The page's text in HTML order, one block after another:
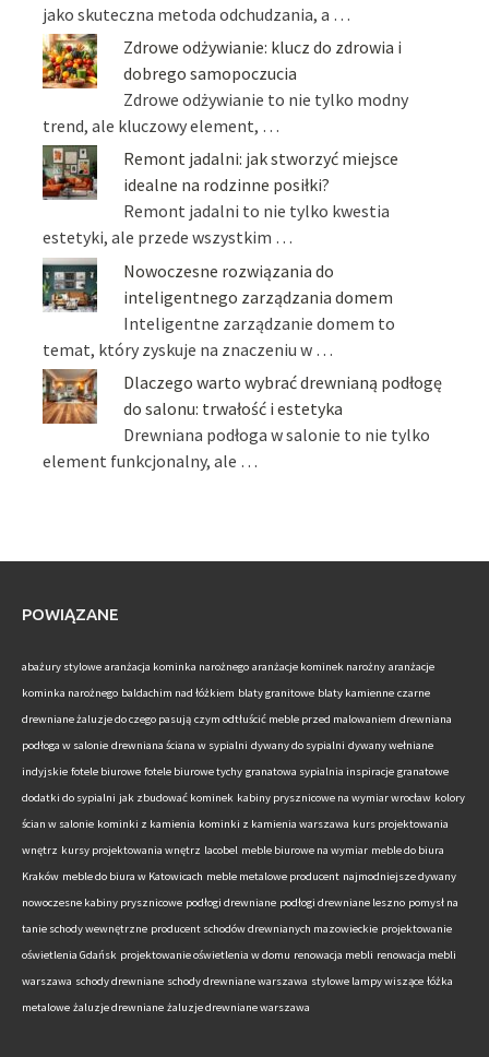
jako skuteczna metoda odchudzania, a …
Zdrowe odżywianie: klucz do zdrowia i
dobrego samopoczucia
Zdrowe odżywianie to nie tylko modny
trend, ale kluczowy element, …
Remont jadalni: jak stworzyć miejsce
idealne na rodzinne posiłki?
Remont jadalni to nie tylko kwestia
estetyki, ale przede wszystkim …
Nowoczesne rozwiązania do
inteligentnego zarządzania domem
Inteligentne zarządzanie domem to
temat, który zyskuje na znaczeniu w …
Dlaczego warto wybrać drewnianą podłogę
do salonu: trwałość i estetyka
Drewniana podłoga w salonie to nie tylko
element funkcjonalny, ale …
POWIĄZANE
abażury stylowe aranżacja kominka narożnego aranżacje kominek narożny aranżacje
kominka narożnego baldachim nad łóżkiem blaty granitowe blaty kamienne czarne
drewniane żaluzje do czego pasują czym odtłuścić meble przed malowaniem drewniana
podłoga w salonie drewniana ściana w sypialni dywany do sypialni dywany wełniane
indyjskie fotele biurowe fotele biurowe tychy granatowa sypialnia inspiracje granatowe
dodatki do sypialni jak zbudować kominek kabiny prysznicowe na wymiar wrocław kolory
ścian w salonie kominki z kamienia kominki z kamienia warszawa kurs projektowania
wnętrz kursy projektowania wnętrz lacobel meble biurowe na wymiar meble do biura
Kraków meble do biura w Katowicach meble metalowe producent najmodniejsze dywany
nowoczesne kabiny prysznicowe podłogi drewniane podłogi drewniane leszno pomysł na
tanie schody wewnętrzne producent schodów drewnianych mazowieckie projektowanie
oświetlenia Gdańsk projektowanie oświetlenia w domu renowacja mebli renowacja mebli
warszawa schody drewniane schody drewniane warszawa stylowe lampy wiszące łóżka
metalowe żaluzje drewniane żaluzje drewniane warszawa